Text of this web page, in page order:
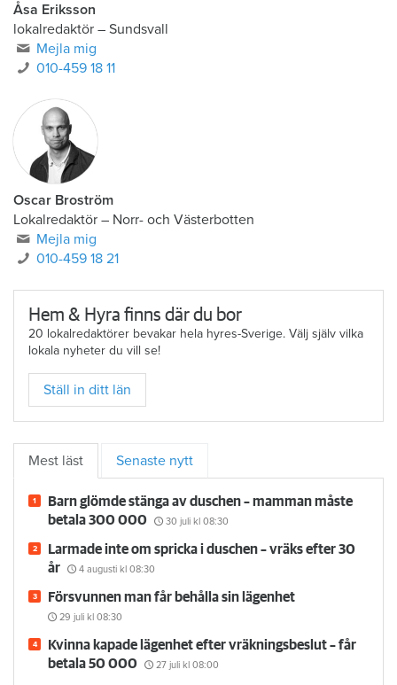
Åsa Eriksson
lokalredaktör – Sundsvall
Mejla mig
010-459 18 11
Oscar Broström
Lokalredaktör – Norr- och Västerbotten
Mejla mig
010-459 18 21
Hem & Hyra finns där du bor
20 lokalredaktörer bevakar hela hyres-Sverige. Välj själv vilka
lokala nyheter du vill se!
Ställ in ditt län
Mest läst Senaste nytt
Barn glömde stänga av duschen – mamman måste
betala 300 000
30 juli kl 08:30
Larmade inte om spricka i duschen – vräks efter 30
år
4 augusti kl 08:30
Försvunnen man får behålla sin lägenhet
29 juli kl 08:30
Kvinna kapade lägenhet efter vräkningsbeslut – får
betala 50 000
27 juli kl 08:00